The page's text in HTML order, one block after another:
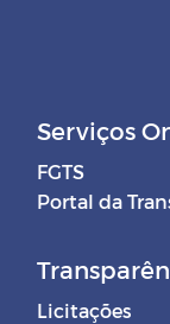
Serviços
FGTS
Portal da
Licitações